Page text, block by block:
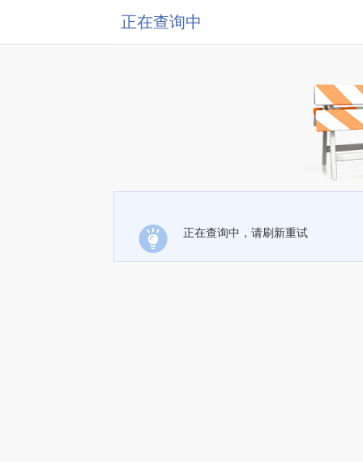
正在查询中
正在查询中，请刷新重试